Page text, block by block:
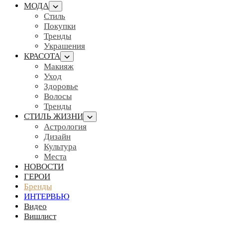
МОДА
Стиль
Покупки
Тренды
Украшения
КРАСОТА
Макияж
Уход
Здоровье
Волосы
Тренды
СТИЛЬ ЖИЗНИ
Астрология
Дизайн
Культура
Места
НОВОСТИ
ГЕРОИ
Бренды
ИНТЕРВЬЮ
Видео
Вишлист